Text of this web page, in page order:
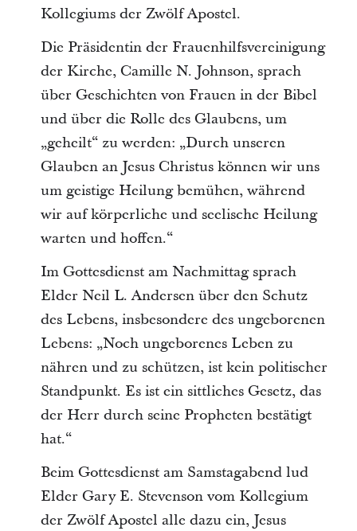
Kollegiums der Zwölf Apostel.
Die Präsidentin der Frauenhilfsvereinigung
der Kirche, Camille N. Johnson, sprach
über Geschichten von Frauen in der Bibel
und über die Rolle des Glaubens, um
„geheilt“ zu werden: „Durch unseren
Glauben an Jesus Christus können wir uns
um geistige Heilung bemühen, während
wir auf körperliche und seelische Heilung
warten und hoffen.“
Im Gottesdienst am Nachmittag sprach
Elder Neil L. Andersen über den Schutz
des Lebens, insbesondere des ungeborenen
Lebens: „Noch ungeborenes Leben zu
nähren und zu schützen, ist kein politischer
Standpunkt. Es ist ein sittliches Gesetz, das
der Herr durch seine Propheten bestätigt
hat.“
Beim Gottesdienst am Samstagabend lud
Elder Gary E. Stevenson vom Kollegium
der Zwölf Apostel alle dazu ein, Jesus